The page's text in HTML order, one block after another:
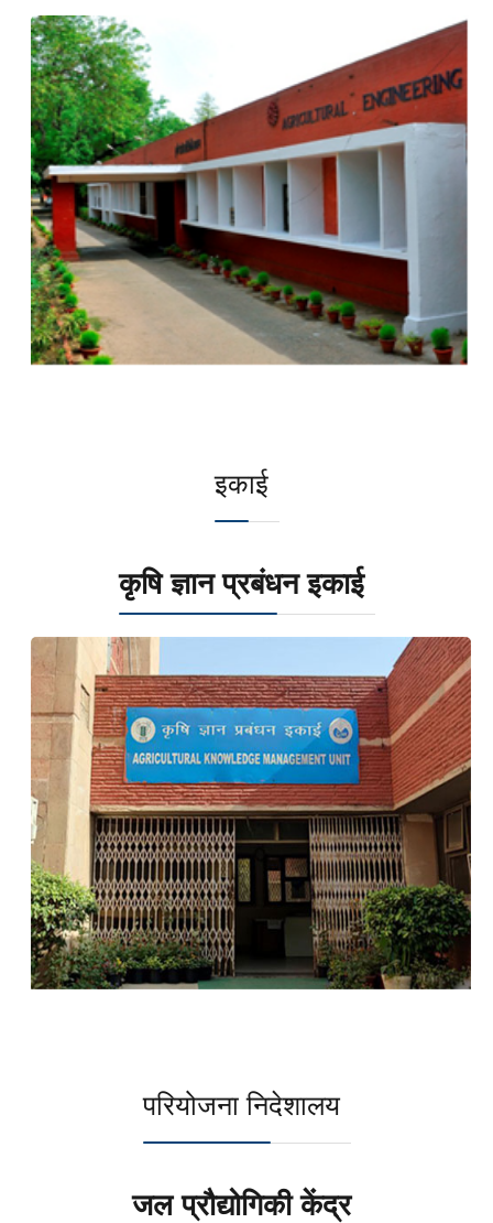
इकाई
कृषि ज्ञान प्रबंधन इकाई
परियोजना निदेशालय
जल प्रौद्योगिकी केंद्र